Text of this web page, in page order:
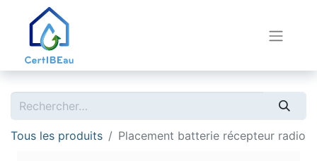
Tous les produits Placement batterie récepteur radio